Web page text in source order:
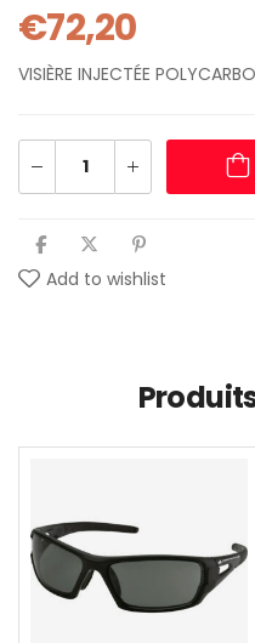
€72,20
VISIÈRE INJECTÉE
Add to wishlist